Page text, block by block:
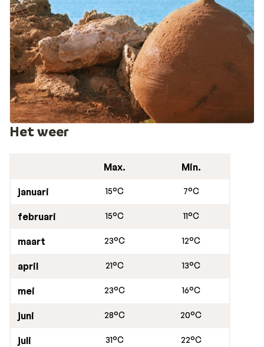
Het weer
Max. Min.
januari 15°C 7°C
februari 15°C 11°C
maart 23°C 12°C
april 21°C 13°C
mei 23°C 16°C
juni 28°C 20°C
juli 31°C 22°C